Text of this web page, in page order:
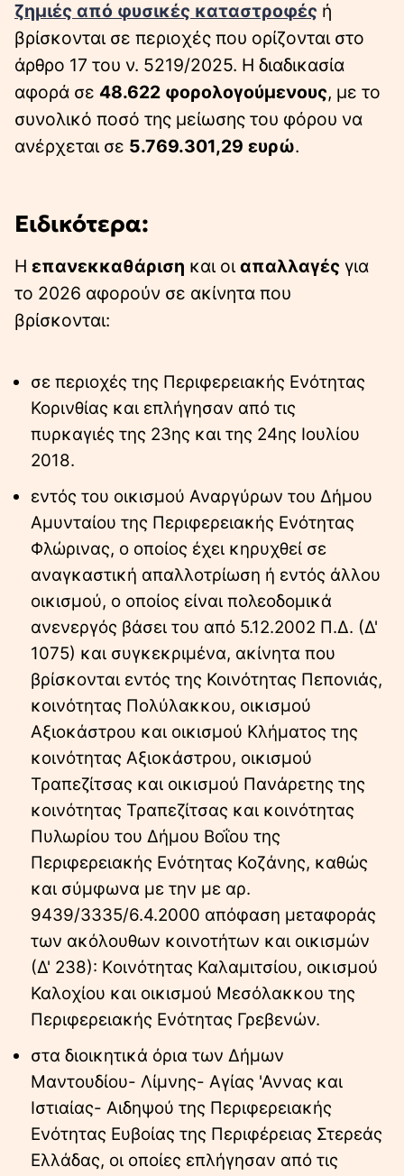
ζημιές από φυσικές καταστροφές ή
βρίσκονται σε περιοχές που ορίζονται στο
άρθρο 17 του ν. 5219/2025. Η διαδικασία
αφορά σε 48.622 φορολογούμενους, με το
συνολικό ποσό της μείωσης του φόρου να
ανέρχεται σε 5.769.301,29 ευρώ.
Ειδικότερα:
Η επανεκκαθάριση και οι απαλλαγές για
το 2026 αφορούν σε ακίνητα που
βρίσκονται:
σε περιοχές της Περιφερειακής Ενότητας
Κορινθίας και επλήγησαν από τις
πυρκαγιές της 23ης και της 24ης Ιουλίου
2018.
εντός του οικισμού Αναργύρων του Δήμου
Αμυνταίου της Περιφερειακής Ενότητας
Φλώρινας, ο οποίος έχει κηρυχθεί σε
αναγκαστική απαλλοτρίωση ή εντός άλλου
οικισμού, ο οποίος είναι πολεοδομικά
ανενεργός βάσει του από 5.12.2002 Π.Δ. (Δ'
1075) και συγκεκριμένα, ακίνητα που
βρίσκονται εντός της Κοινότητας Πεπονιάς,
κοινότητας Πολύλακκου, οικισμού
Αξιοκάστρου και οικισμού Κλήματος της
κοινότητας Αξιοκάστρου, οικισμού
Τραπεζίτσας και οικισμού Πανάρετης της
κοινότητας Τραπεζίτσας και κοινότητας
Πυλωρίου του Δήμου Βοΐου της
Περιφερειακής Ενότητας Κοζάνης, καθώς
και σύμφωνα με την με αρ.
9439/3335/6.4.2000 απόφαση μεταφοράς
των ακόλουθων κοινοτήτων και οικισμών
(Δ' 238): Kοινότητας Καλαμιτσίου, οικισμού
Καλοχίου και οικισμού Μεσόλακκου της
Περιφερειακής Ενότητας Γρεβενών.
στα διοικητικά όρια των Δήμων
Μαντουδίου- Λίμνης- Αγίας 'Αννας και
Ιστιαίας- Αιδηψού της Περιφερειακής
Ενότητας Ευβοίας της Περιφέρειας Στερεάς
Ελλάδας, οι οποίες επλήγησαν από τις